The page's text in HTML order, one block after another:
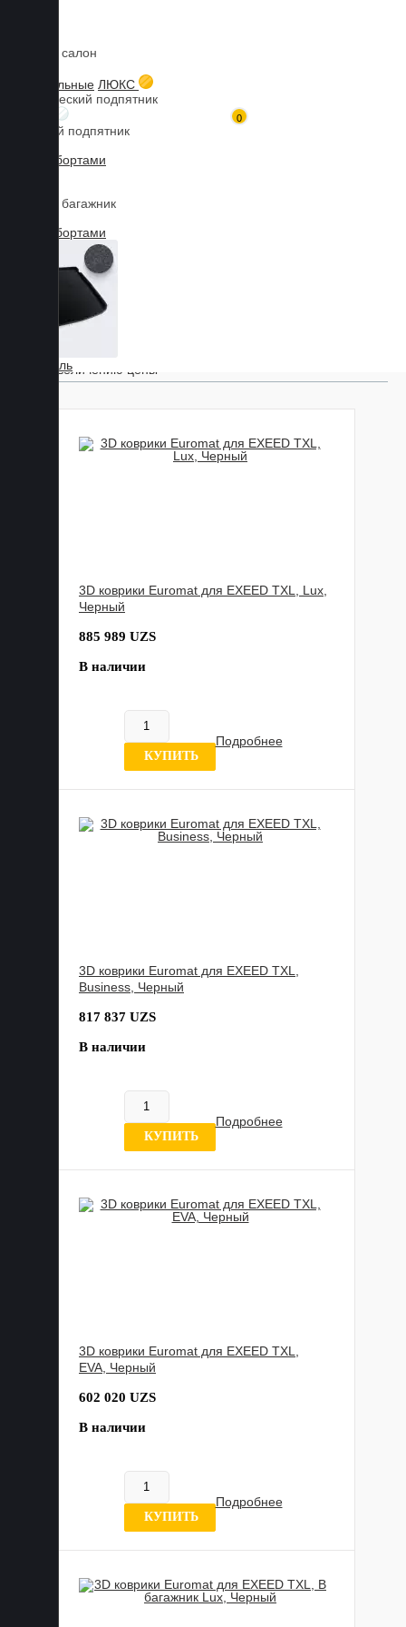
0
Коврики в салон
3D текстильные ЛЮКС
Металлический подпятник
Резиновый подпятник
3D Eva с бортами
Коврики в багажник
3D Eva с бортами
3D Текстиль
Главная Каталог товаров
Модель
По увеличению цены
3D коврики Euromat для EXEED TXL, Lux,
Черный
885 989 UZS
В наличии
КУПИТЬ
Подробнее
3D коврики Euromat для EXEED TXL,
Business, Черный
817 837 UZS
В наличии
КУПИТЬ
Подробнее
3D коврики Euromat для EXEED TXL,
EVA, Черный
602 020 UZS
В наличии
КУПИТЬ
Подробнее